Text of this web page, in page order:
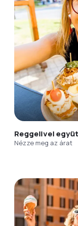
Reggelivel
Nézze meg az árat